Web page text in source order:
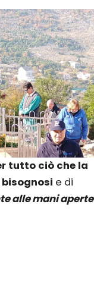
tutto ciò che la
e di
alle mani aperte